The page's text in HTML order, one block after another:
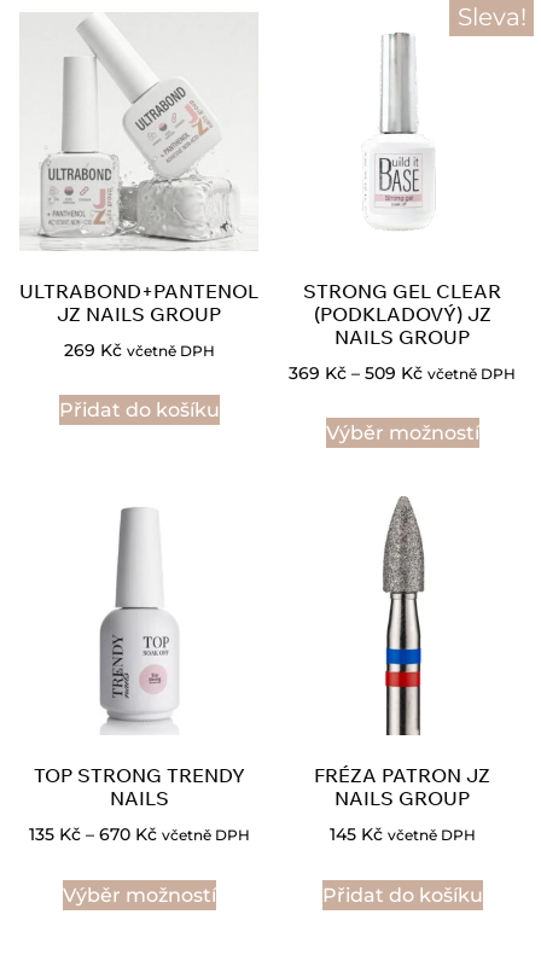
ULTRABOND+PANTENOL
JZ NAILS GROUP
269 Kč včetně DPH
Přidat do košíku
Sleva!
STRONG GEL CLEAR
(PODKLADOVÝ) JZ
NAILS GROUP
369 Kč – 509 Kč včetně DPH
Výběr možností
TOP STRONG TRENDY
NAILS
135 Kč – 670 Kč včetně DPH
Výběr možností
FRÉZA PATRON JZ
NAILS GROUP
145 Kč včetně DPH
Přidat do košíku